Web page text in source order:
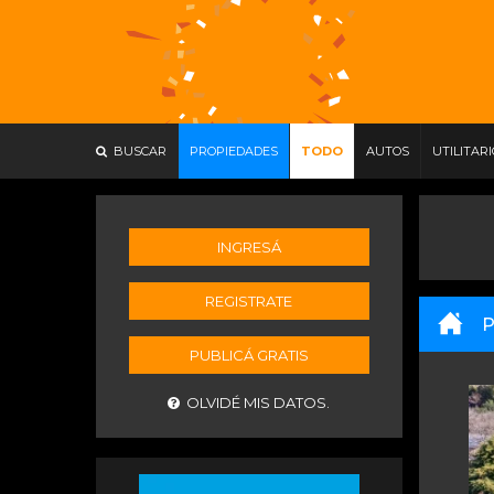
BUSCAR PROPIEDADES TODO AUTOS
INGRESÁ
REGISTRATE
PUBLICÁ GRATIS
OLVIDÉ MIS DATOS.